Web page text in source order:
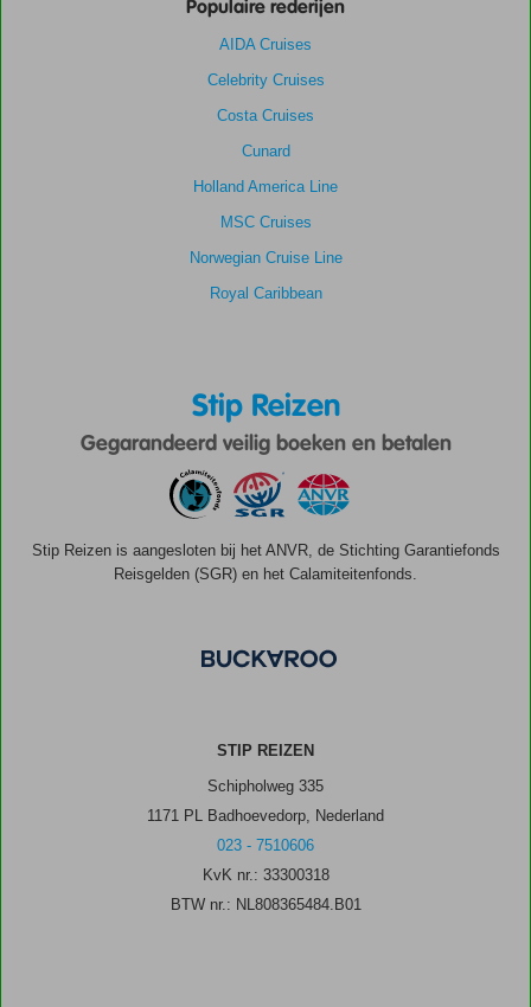
Populaire rederijen
AIDA Cruises
Celebrity Cruises
Costa Cruises
Cunard
Holland America Line
MSC Cruises
Norwegian Cruise Line
Royal Caribbean
Stip Reizen
Gegarandeerd veilig boeken en betalen
Stip Reizen is aangesloten bij het ANVR, de Stichting Garantiefonds
Reisgelden (SGR) en het Calamiteitenfonds.
STIP REIZEN
Schipholweg 335
1171 PL Badhoevedorp, Nederland
023 - 7510606
KvK nr.: 33300318
BTW nr.: NL808365484.B01